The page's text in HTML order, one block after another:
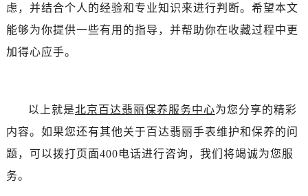
虑，并结合个人的经验和专业知识来进行判断。希望本文
能够为你提供一些有用的指导，并帮助你在收藏过程中更
加得心应手。
以上就是北京百达翡丽保养服务中心为您分享的精彩
内容。如果您还有其他关于百达翡丽手表维护和保养的问
题，可以拨打页面400电话进行咨询，我们将竭诚为您服
务。